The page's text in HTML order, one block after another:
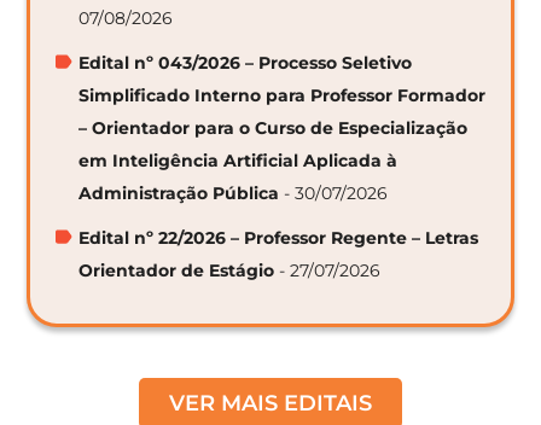
07/08/2026
Edital nº 043/2026 – Processo Seletivo
Simplificado Interno para Professor Formador
– Orientador para o Curso de Especialização
em Inteligência Artificial Aplicada à
Administração Pública - 30/07/2026
Edital nº 22/2026 – Professor Regente – Letras
Orientador de Estágio - 27/07/2026
VER MAIS EDITAIS